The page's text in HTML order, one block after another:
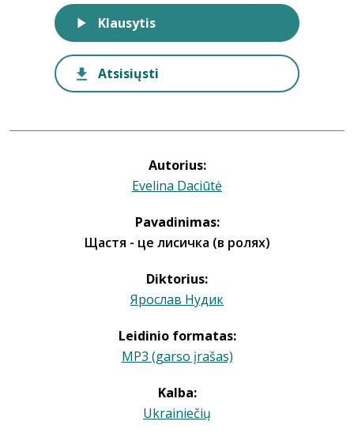
Autorius:
Evelina Daciūtė
Pavadinimas:
Щастя - це лисичка (в ролях)
Diktorius:
Ярослав Нудик
Leidinio formatas:
MP3 (garso įrašas)
Kalba:
Ukrainiečių
Klausytis
Atsisiųsti